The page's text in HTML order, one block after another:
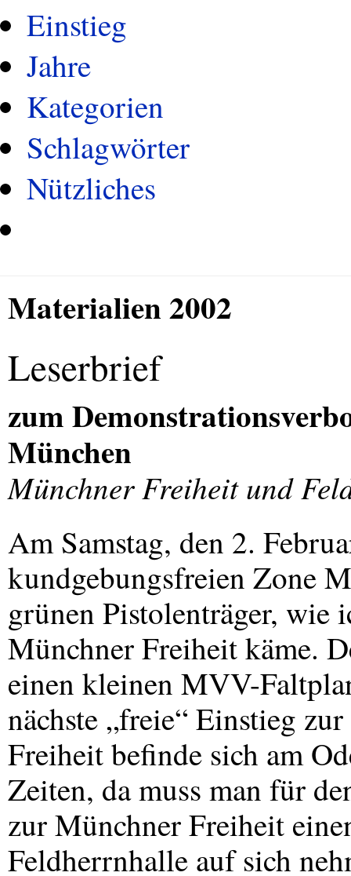
Einstieg
Jahre
Kategorien
Schlagwörter
Nützliches
Materialien 2002
Leserbrief
zum
München
Münchner Freiheit und
Am Samstag, den 2.
kundgebungsfreien Zone
grünen Pistolenträger, wie
Münchner Freiheit käme.
einen kleinen MVV-
nächste „freie“ Einstieg
Freiheit befinde sich am
Zeiten, da muss man für
zur Münchner Freiheit
Feldherrnhalle auf sich